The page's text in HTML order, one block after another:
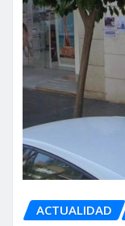
ACTUALIDAD